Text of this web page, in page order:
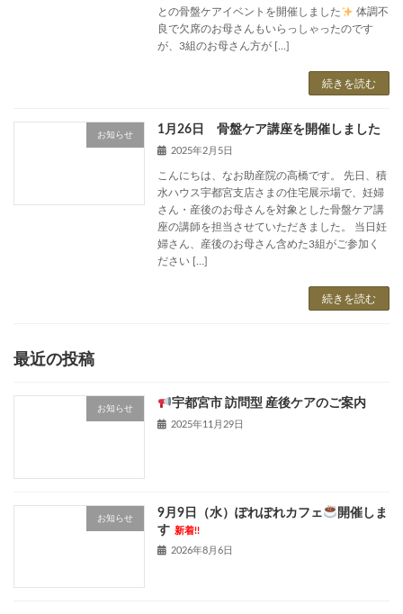
との骨盤ケアイベントを開催しました
体調不
良で欠席のお母さんもいらっしゃったのです
が、3組のお母さん方が […]
続きを読む
お知らせ 1月26日 骨盤ケア講座を開催しました
2025年2月5日
こんにちは、なお助産院の高橋です。 先日、積
水ハウス宇都宮支店さまの住宅展示場で、妊婦
さん・産後のお母さんを対象とした骨盤ケア講
座の講師を担当させていただきました。 当日妊
婦さん、産後のお母さん含めた3組がご参加く
ださい […]
続きを読む
最近の投稿
お知らせ 宇都宮市 訪問型 産後ケアのご案内
2025年11月29日
お知らせ 9月9日（水）ぽれぽれカフェ
開催しま
す 新着!!
2026年8月6日